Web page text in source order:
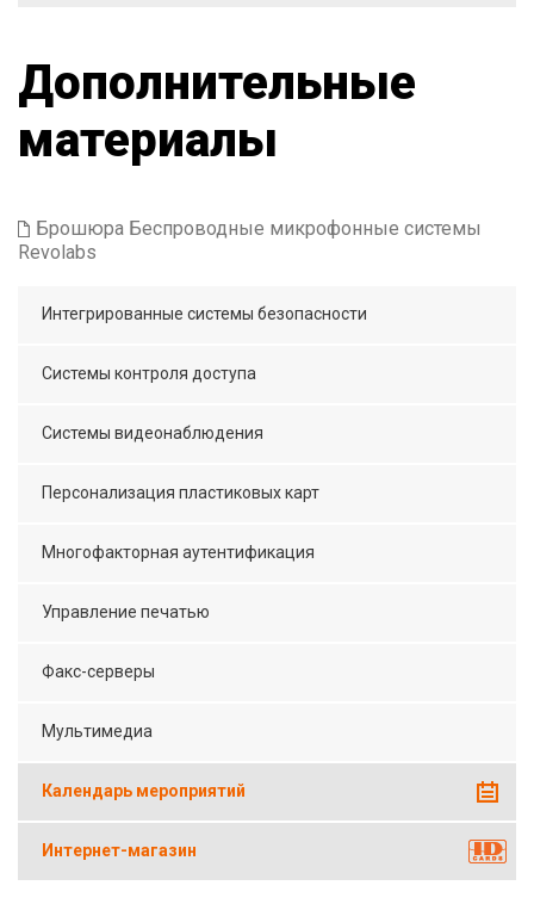
Дополнительные
материалы
Брошюра Беспроводные микрофонные системы
Revolabs
Интегрированные системы безопасности
Системы контроля доступа
Системы видеонаблюдения
Персонализация пластиковых карт
Многофакторная аутентификация
Управление печатью
Факс-серверы
Мультимедиа
Календарь мероприятий
Интернет-магазин